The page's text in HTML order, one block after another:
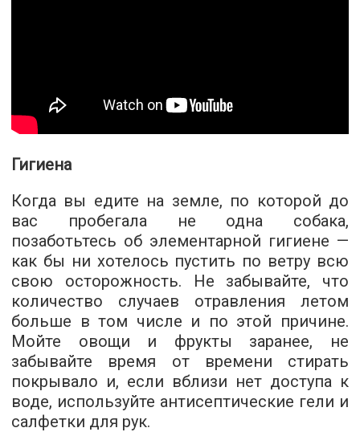
Гигиена
Когда вы едите на земле, по которой до
вас пробегала не одна собака,
позаботьтесь об элементарной гигиене —
как бы ни хотелось пустить по ветру всю
свою осторожность. Не забывайте, что
количество случаев отравления летом
больше в том числе и по этой причине.
Мойте овощи и фрукты заранее, не
забывайте время от времени стирать
покрывало и, если вблизи нет доступа к
воде, используйте антисептические гели и
салфетки для рук.